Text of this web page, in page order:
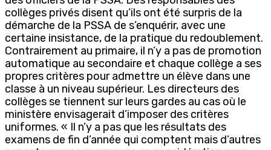
collèges privés disent qu’ils ont été surpris de la
démarche de la PSSA de s’enquérir, avec une
certaine insistance, de la pratique du redoublement.
Contrairement au primaire, il n’y a pas de promotion
automatique au secondaire et chaque collège a ses
propres critères pour admettre un élève dans une
classe à un niveau supérieur. Les directeurs des
collèges se tiennent sur leurs gardes au cas où le
ministère envisagerait d’imposer des critères
uniformes. « Il n’y a pas que les résultats des
examens de fin d’année qui comptent mais d’autres